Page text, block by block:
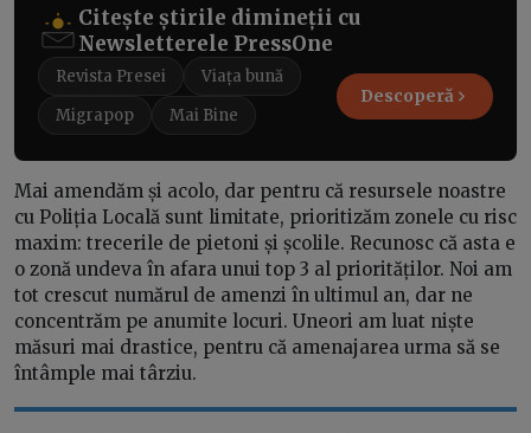
Citește știrile dimineții cu
Newsletterele PressOne
Revista Presei
Viața bună
Migrapop
Mai Bine
Descoperă
Mai amendăm și acolo, dar pentru că resursele noastre
cu Poliția Locală sunt limitate, prioritizăm zonele cu risc
maxim: trecerile de pietoni și școlile. Recunosc că asta e
o zonă undeva în afara unui top 3 al priorităților. Noi am
tot crescut numărul de amenzi în ultimul an, dar ne
concentrăm pe anumite locuri. Uneori am luat niște
măsuri mai drastice, pentru că amenajarea urma să se
întâmple mai târziu.